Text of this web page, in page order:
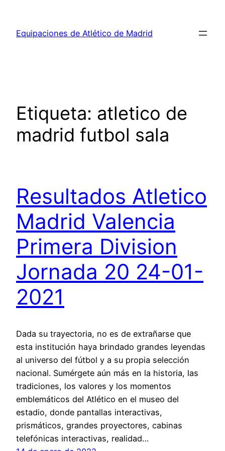
contenido
Equipaciones de Atlético de Madrid
Etiqueta: atletico de
madrid futbol sala
Resultados Atletico
Madrid Valencia
Primera Division
Jornada 20 24-01-
2021
Dada su trayectoria, no es de extrañarse que
esta institución haya brindado grandes leyendas
al universo del fútbol y a su propia selección
nacional. Sumérgete aún más en la historia, las
tradiciones, los valores y los momentos
emblemáticos del Atlético en el museo del
estadio, donde pantallas interactivas,
prismáticos, grandes proyectores, cabinas
telefónicas interactivas, realidad…